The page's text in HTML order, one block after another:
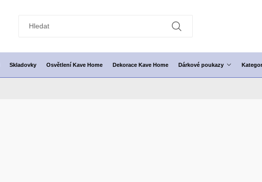
Skladovky Osvětlení Kave Home Dekorace Kave Home Dárkové poukazy